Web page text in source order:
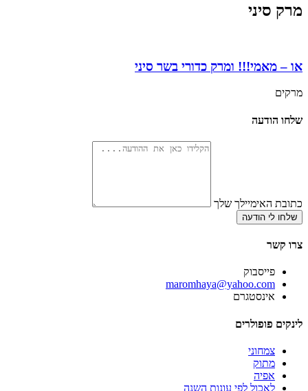
מרק סיני
או – מאמי!!! ומרק כדורי בשר סיני
מרקים
שלחו הודעה
כתובת האימיילך שלך
שלחו לי הודעה
צרו קשר
פייסבוק
‫maromhaya@yahoo.com
אינסטגרם
לינקים פופולרים
צמחוני
מתוק
אפיה
לאכול לפי עונות השנה